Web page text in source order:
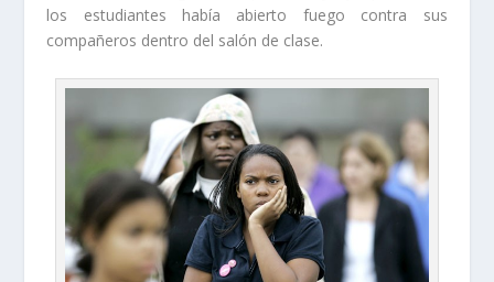
los estudiantes había abierto fuego contra sus
compañeros dentro del salón de clase.